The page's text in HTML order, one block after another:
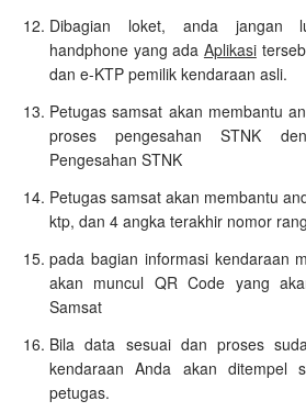
Dibagian loket, anda jangan
handphone yang ada Aplikasi
dan e-KTP pemilik kendaraan asli.
Petugas samsat akan membantu
proses pengesahan STNK
Pengesahan STNK
Petugas samsat akan membantu
ktp, dan 4 angka terakhir nomor
pada bagian informasi kendaraan
akan muncul QR Code yang
Samsat
Bila data sesuai dan proses
kendaraan Anda akan ditempel
petugas.